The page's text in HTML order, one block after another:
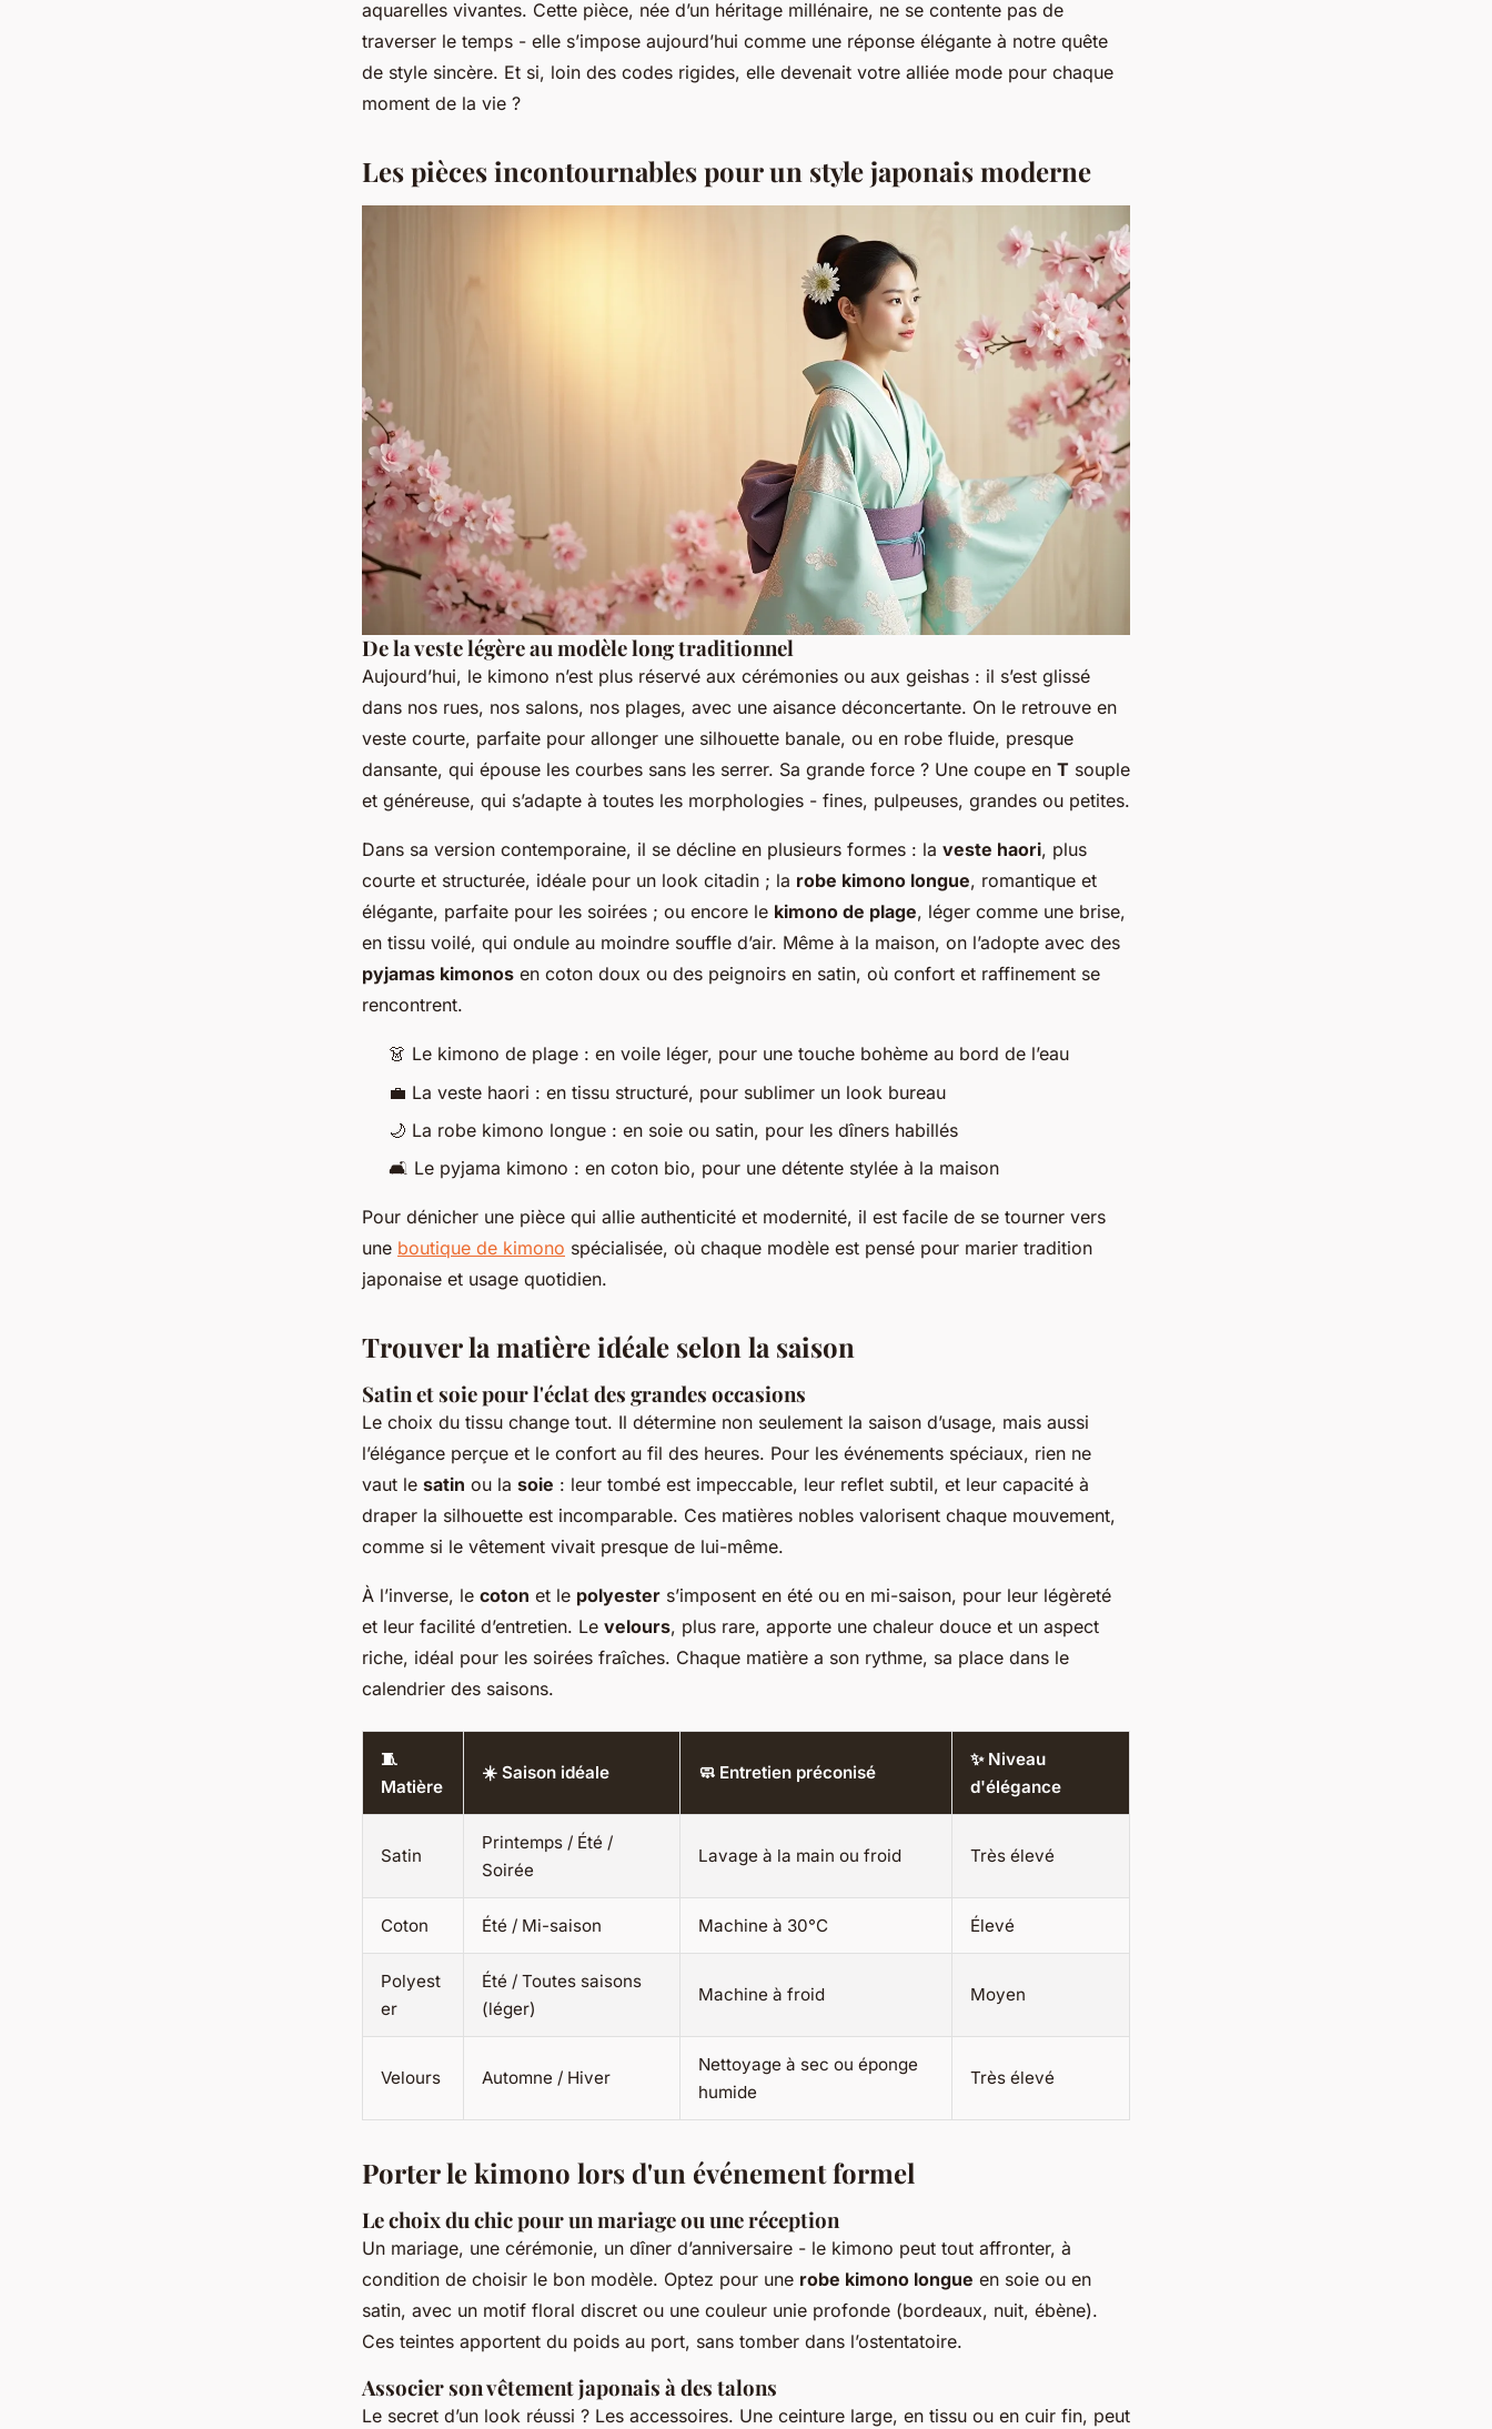
aquarelles vivantes. Cette pièce, née d’un héritage millénaire, ne se contente pas de
traverser le temps - elle s’impose aujourd’hui comme une réponse élégante à notre quête
de style sincère. Et si, loin des codes rigides, elle devenait votre alliée mode pour chaque
moment de la vie ?
Les pièces incontournables pour un style japonais moderne
De la veste légère au modèle long traditionnel
Aujourd’hui, le kimono n’est plus réservé aux cérémonies ou aux geishas : il s’est glissé
dans nos rues, nos salons, nos plages, avec une aisance déconcertante. On le retrouve en
veste courte, parfaite pour allonger une silhouette banale, ou en robe fluide, presque
dansante, qui épouse les courbes sans les serrer. Sa grande force ? Une coupe en T souple
et généreuse, qui s’adapte à toutes les morphologies - fines, pulpeuses, grandes ou petites.
Dans sa version contemporaine, il se décline en plusieurs formes : la veste haori, plus
courte et structurée, idéale pour un look citadin ; la robe kimono longue, romantique et
élégante, parfaite pour les soirées ; ou encore le kimono de plage, léger comme une brise,
en tissu voilé, qui ondule au moindre souffle d’air. Même à la maison, on l’adopte avec des
pyjamas kimonos en coton doux ou des peignoirs en satin, où confort et raffinement se
rencontrent.
👗 Le kimono de plage : en voile léger, pour une touche bohème au bord de l’eau
💼 La veste haori : en tissu structuré, pour sublimer un look bureau
🌙 La robe kimono longue : en soie ou satin, pour les dîners habillés
🛋️ Le pyjama kimono : en coton bio, pour une détente stylée à la maison
Pour dénicher une pièce qui allie authenticité et modernité, il est facile de se tourner vers
une boutique de kimono spécialisée, où chaque modèle est pensé pour marier tradition
japonaise et usage quotidien.
Trouver la matière idéale selon la saison
Satin et soie pour l'éclat des grandes occasions
Le choix du tissu change tout. Il détermine non seulement la saison d’usage, mais aussi
l’élégance perçue et le confort au fil des heures. Pour les événements spéciaux, rien ne
vaut le satin ou la soie : leur tombé est impeccable, leur reflet subtil, et leur capacité à
draper la silhouette est incomparable. Ces matières nobles valorisent chaque mouvement,
comme si le vêtement vivait presque de lui-même.
À l’inverse, le coton et le polyester s’imposent en été ou en mi-saison, pour leur légèreté
et leur facilité d’entretien. Le velours, plus rare, apporte une chaleur douce et un aspect
riche, idéal pour les soirées fraîches. Chaque matière a son rythme, sa place dans le
calendrier des saisons.
🧵
Matière
☀️ Saison idéale 🧼 Entretien préconisé
✨ Niveau
d'élégance
Satin
Printemps / Été /
Soirée
Lavage à la main ou froid Très élevé
Coton Été / Mi-saison Machine à 30°C Élevé
Polyest
er
Été / Toutes saisons
(léger)
Machine à froid Moyen
Velours Automne / Hiver
Nettoyage à sec ou éponge
humide
Très élevé
Porter le kimono lors d'un événement formel
Le choix du chic pour un mariage ou une réception
Un mariage, une cérémonie, un dîner d’anniversaire - le kimono peut tout affronter, à
condition de choisir le bon modèle. Optez pour une robe kimono longue en soie ou en
satin, avec un motif floral discret ou une couleur unie profonde (bordeaux, nuit, ébène).
Ces teintes apportent du poids au port, sans tomber dans l’ostentatoire.
Associer son vêtement japonais à des talons
Le secret d’un look réussi ? Les accessoires. Une ceinture large, en tissu ou en cuir fin, peut